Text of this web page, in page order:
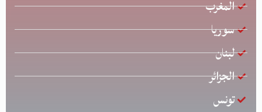
المغرب
سوريا
لبنان
الجزائر
تونس